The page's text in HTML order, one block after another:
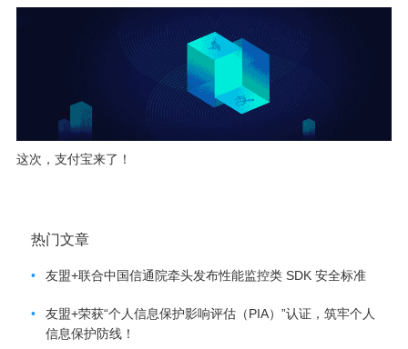
这次，支付宝来了！
热门文章
• 友盟+联合中国信通院牵头发布性能监控类 SDK 安全标准
•
友盟+荣获“个人信息保护影响评估（PIA）”认证，筑牢个人
信息保护防线！